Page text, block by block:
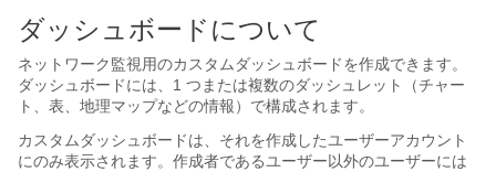
ダッシュボードについて
ネットワーク監視用のカスタムダッシュボードを作成できます。
ダッシュボードには、1 つまたは複数のダッシュレット（チャー
ト、表、地理マップなどの情報）で構成されます。
カスタムダッシュボードは、それを作成したユーザーアカウント
にのみ表示されます。作成者であるユーザー以外のユーザーには